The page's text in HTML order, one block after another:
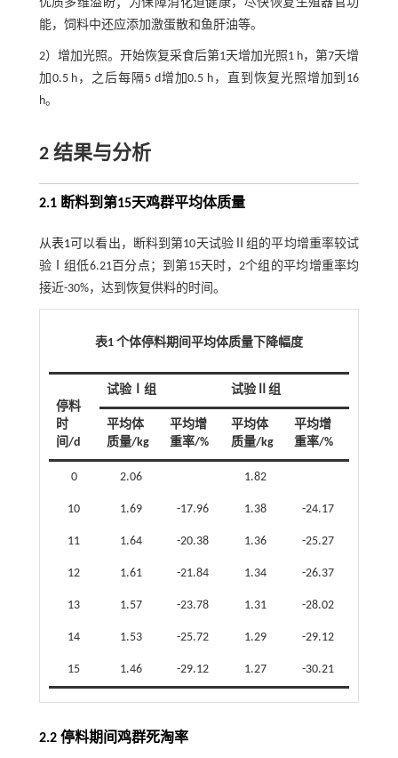
优质多维溢盼；为保障消化道健康，尽快恢复生殖器官功
能，饲料中还应添加激蛋散和鱼肝油等。
2）增加光照。开始恢复采食后第1天增加光照1 h，第7天增
加0.5 h，之后每隔5 d增加0.5 h，直到恢复光照增加到16
h。
2 结果与分析
2.1 断料到第15天鸡群平均体质量
从表1可以看出，断料到第10天试验Ⅱ组的平均增重率较试
验Ⅰ组低6.21百分点；到第15天时，2个组的平均增重率均
接近-30%，达到恢复供料的时间。
表1 个体停料期间平均体质量下降幅度
停料
时
间/d
试验Ⅰ组 试验Ⅱ组
平均体
质量/kg
平均增
重率/%
平均体
质量/kg
平均增
重率/%
0 2.06 1.82
10 1.69 -17.96 1.38 -24.17
11 1.64 -20.38 1.36 -25.27
12 1.61 -21.84 1.34 -26.37
13 1.57 -23.78 1.31 -28.02
14 1.53 -25.72 1.29 -29.12
15 1.46 -29.12 1.27 -30.21
2.2 停料期间鸡群死淘率